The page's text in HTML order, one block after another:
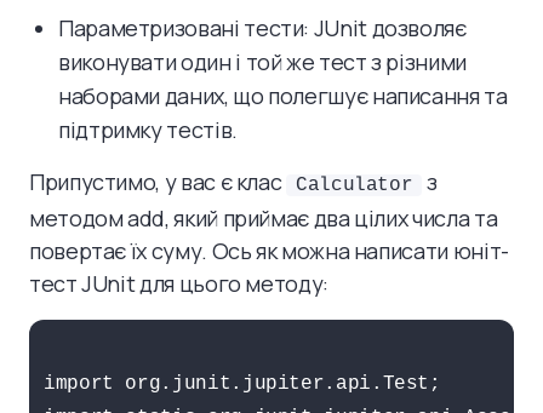
Параметризовані тести: JUnit дозволяє
виконувати один і той же тест з різними
наборами даних, що полегшує написання та
підтримку тестів.
Припустимо, у вас є клас
Calculator
з
методом add, який приймає два цілих числа та
повертає їх суму. Ось як можна написати юніт-
тест JUnit для цього методу:
import org.junit.jupiter.api.Test;